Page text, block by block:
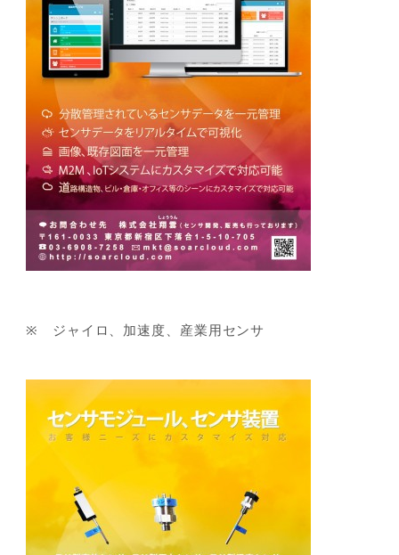
※ ジャイロ、加速度、産業用センサ